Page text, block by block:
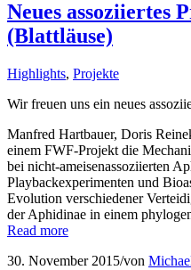
Neues assoziiertes
(Blattläuse)
Highlights, Projekte
Wir freuen uns ein neues
Manfred Hartbauer, Doris
einem FWF-Projekt die
bei nicht-ameisenassoziierten
Playbackexperimenten und
Evolution verschiedener
der Aphidinae in einem
Read more
30. November 2015/von